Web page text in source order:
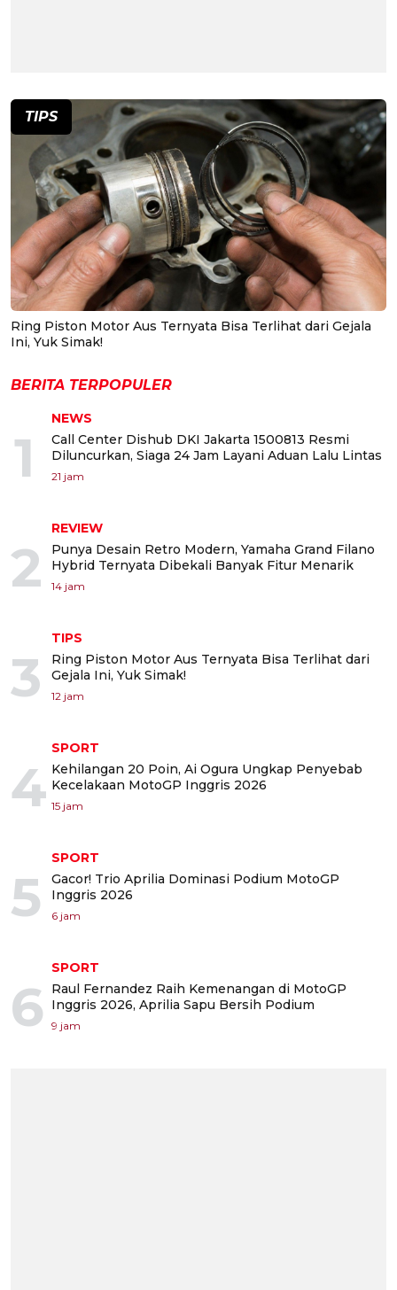
TIPS
Ring Piston Motor Aus Ternyata Bisa Terlihat dari Gejala
Ini, Yuk Simak!
BERITA TERPOPULER
1
NEWS
Call Center Dishub DKI Jakarta 1500813 Resmi
Diluncurkan, Siaga 24 Jam Layani Aduan Lalu Lintas
21 jam
2
REVIEW
Punya Desain Retro Modern, Yamaha Grand Filano
Hybrid Ternyata Dibekali Banyak Fitur Menarik
14 jam
3
TIPS
Ring Piston Motor Aus Ternyata Bisa Terlihat dari
Gejala Ini, Yuk Simak!
12 jam
4
SPORT
Kehilangan 20 Poin, Ai Ogura Ungkap Penyebab
Kecelakaan MotoGP Inggris 2026
15 jam
5
SPORT
Gacor! Trio Aprilia Dominasi Podium MotoGP
Inggris 2026
6 jam
6
SPORT
Raul Fernandez Raih Kemenangan di MotoGP
Inggris 2026, Aprilia Sapu Bersih Podium
9 jam